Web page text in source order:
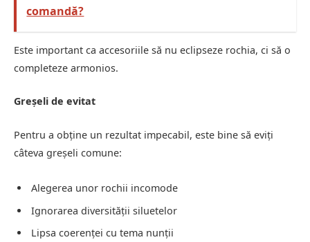
comandă?
Este important ca accesoriile să nu eclipseze rochia, ci să o
completeze armonios.
Greșeli de evitat
Pentru a obține un rezultat impecabil, este bine să eviți
câteva greșeli comune:
Alegerea unor rochii incomode
Ignorarea diversității siluetelor
Lipsa coerenței cu tema nunții